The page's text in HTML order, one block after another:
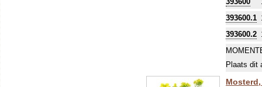
het voer
verkeerd!
Om uw
zo'n
393600.1
393600.2
Plaats dit